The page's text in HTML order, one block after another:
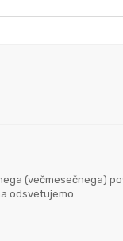
(večmesečnega)
odsvetujemo.